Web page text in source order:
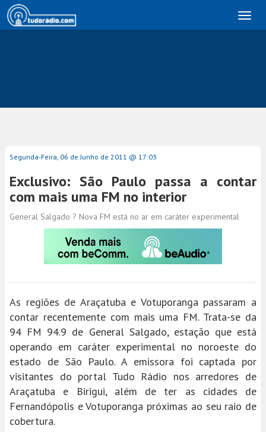
Segunda-Feira, 06 de Junho de 2011 @ 17:03
Exclusivo: São Paulo passa a contar
com mais uma FM no interior
General Salgado ? Nova FM está no ar em caráter experimental
As regiões de Araçatuba e Votuporanga passaram a
contar recentemente com mais uma FM. Trata-se da
94 FM 94.9 de General Salgado, estação que está
operando em caráter experimental no noroeste do
estado de São Paulo. A emissora foi captada por
visitantes do portal Tudo Rádio nos arredores de
Araçatuba e Birigui, além de ter as cidades de
Fernandópolis e Votuporanga próximas ao seu raio de
cobertura.